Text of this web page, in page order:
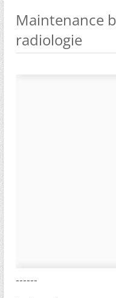
Maintenance
radiologie
------